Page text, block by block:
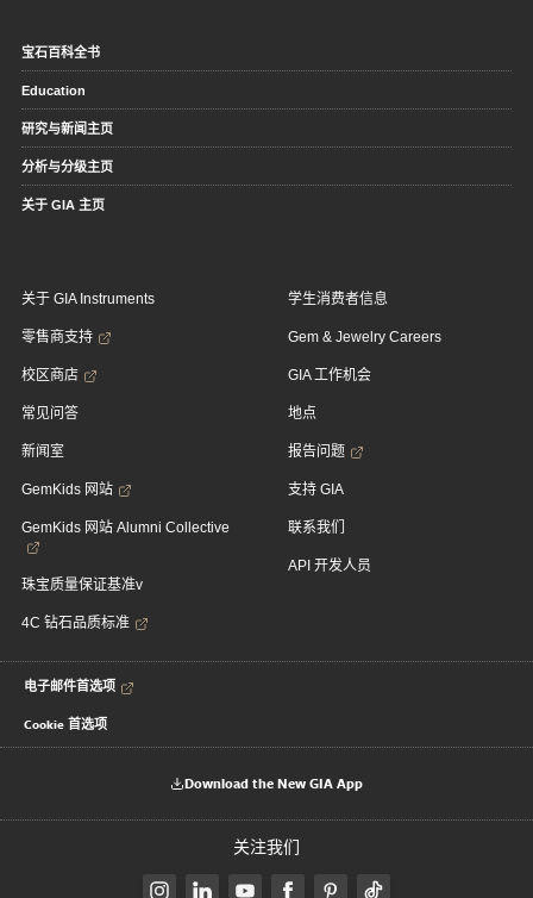
宝石百科全书
Education
研究与新闻主页
分析与分级主页
关于 GIA 主页
关于 GIA Instruments
零售商支持
校区商店
常见问答
新闻室
GemKids 网站
GemKids 网站 Alumni Collective
珠宝质量保证基准v
4C 钻石品质标准
学生消费者信息
Gem & Jewelry Careers
GIA 工作机会
地点
报告问题
支持 GIA
联系我们
API 开发人员
电子邮件首选项
Cookie 首选项
Download the New GIA App
关注我们